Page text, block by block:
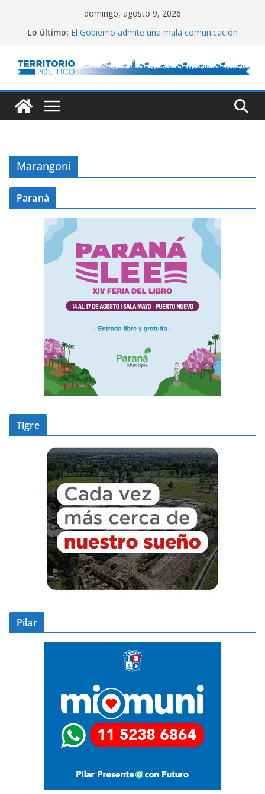
domingo, agosto 9, 2026
Lo último: El Gobierno admite una mala comunicación
Alta inflación en CABA
Marangoni
Paraná
Tigre
Pilar